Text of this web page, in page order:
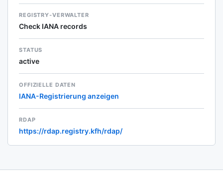
REGISTRY-VERWALTER
Check IANA records
STATUS
active
OFFIZIELLE DATEN
IANA-Registrierung anzeigen
RDAP
https://rdap.registry.kfh/rdap/